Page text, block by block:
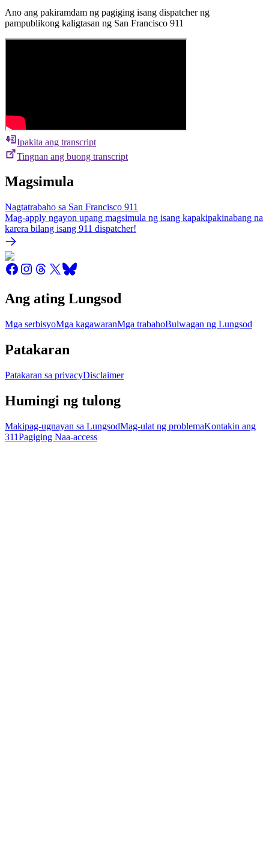
Ano ang pakiramdam ng pagiging isang dispatcher ng
pampublikong kaligtasan ng San Francisco 911
Ipakita ang transcript
Tingnan ang buong transcript
Magsimula
Nagtatrabaho sa San Francisco 911
Mag-apply ngayon upang magsimula ng isang kapakipakinabang na
karera bilang isang 911 dispatcher!
Ang ating Lungsod
Mga serbisyoMga kagawaranMga trabahoBulwagan ng Lungsod
Patakaran
Patakaran sa privacyDisclaimer
Humingi ng tulong
Makipag-ugnayan sa LungsodMag-ulat ng problemaKontakin ang
311Pagiging Naa-access